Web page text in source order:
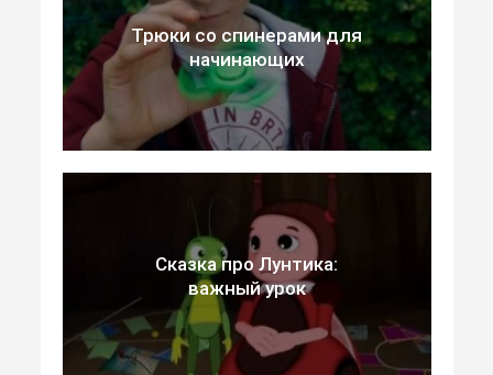
Трюки со спинерами для
начинающих
Сказка про Лунтика:
важный урок